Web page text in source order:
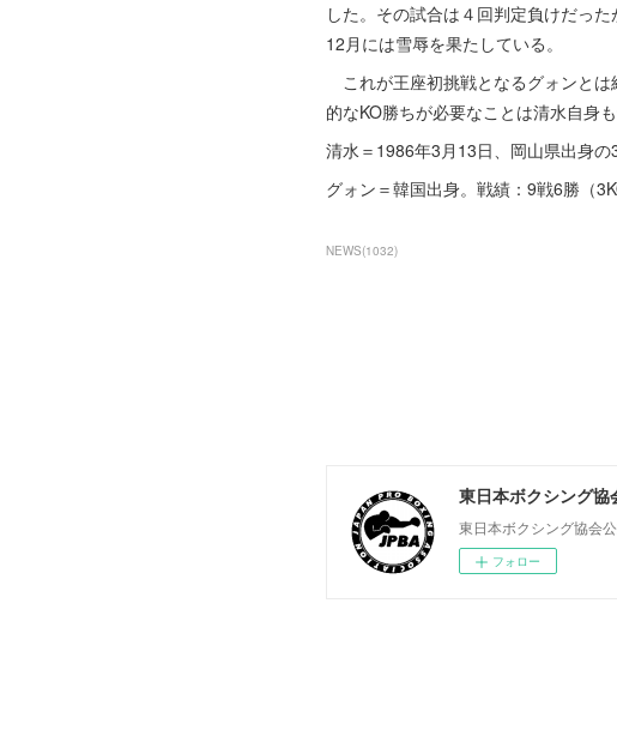
した。その試合は４回判定負けだっ
12月には雪辱を果たしている。
これが王座初挑戦となるグォンと
的なKO勝ちが必要なことは清水自身
清水＝1986年3月13日、岡山県出身の
グォン＝韓国出身。戦績：9戦6勝（
NEWS(1032)
東日本ボクシング協
東日本ボクシング協会
フォロー